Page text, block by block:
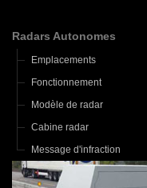
Radars Autonomes
Emplacements
Fonctionnement
Modèle de radar
Cabine radar
Message d'infraction